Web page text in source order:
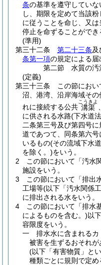
条の基準を遵守してい
し、期限を定めて当該
に従うことを命じ、又
停止を命ずることができ
(準用)
第三十二条
第二十三条及
条第一項の規定による届
第二節
水質の汚
(定義)
第三十三条
この節にお
沼、港湾、沿岸海域そ
れに接続する公共 溝渠
こうきよ
に供される水路(下水道法
二条第三号及び第四号
道であつて、同条第六
いるもの(その流域下水
を除く。)をいう。
2
この節において「汚水
施設をいう。
3
この節において「排出
工場等(以下「汚水関係
に排出される水をいう。
4
この節において「排水
によるものを含む。)以
容限度をいう。
一
排水水に含まれる
被害を生ずるおそれ
(以下「有害物質」と
種類ごとに規則で定め